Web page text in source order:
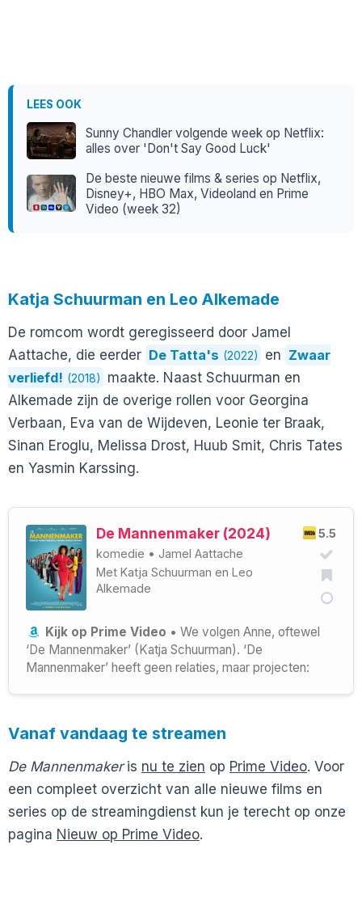
LEES OOK
Sunny Chandler volgende week op Netflix:
alles over 'Don't Say Good Luck'
De beste nieuwe films & series op Netflix,
Disney+, HBO Max, Videoland en Prime
Video (week 32)
Katja Schuurman en Leo Alkemade
De romcom wordt geregisseerd door Jamel
Aattache, die eerder De Tatta's (2022) en Zwaar
verliefd! (2018)
maakte. Naast Schuurman en
Alkemade zijn de overige rollen voor Georgina
Verbaan, Eva van de Wijdeven, Leonie ter Braak,
Sinan Eroglu, Melissa Drost, Huub Smit, Chris Tates
en Yasmin Karssing.
5.5
De Mannenmaker (2024)
komedie • Jamel Aattache
Met Katja Schuurman en Leo
Alkemade
Kijk op Prime Video • We volgen Anne, oftewel
‘De Mannenmaker’ (Katja Schuurman). ‘De
Mannenmaker’ heeft geen relaties, maar projecten:
Vanaf vandaag te streamen
De Mannenmakeris nu te zien op Prime Video. Voor
een compleet overzicht van alle nieuwe films en
series op de streamingdienst kun je terecht op onze
pagina Nieuw op Prime Video.